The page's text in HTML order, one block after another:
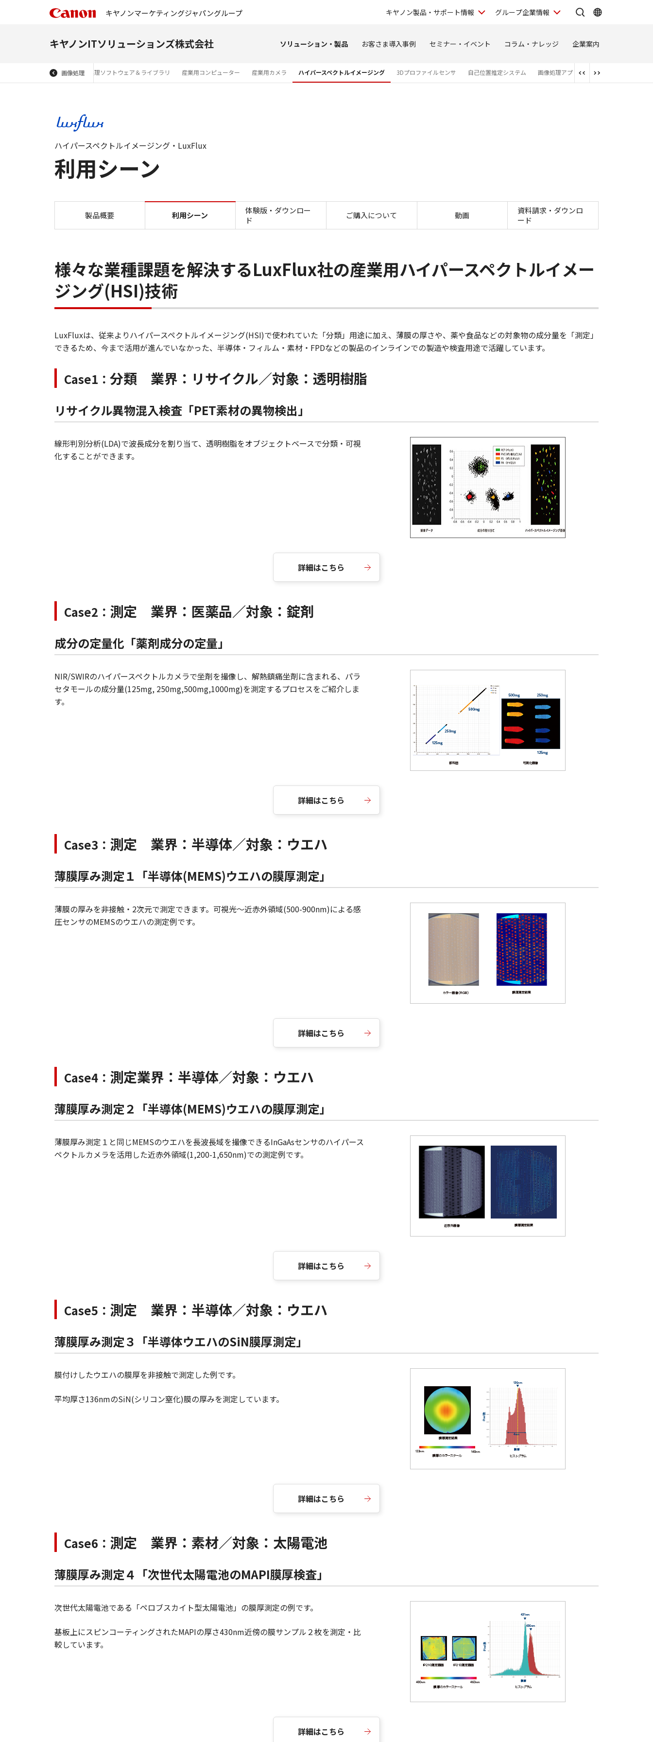
キヤノンマーケティングジャパングループ キヤノン製品・サポート情報 グループ企業情報
キヤノンITソリューションズ株式会社 ソリューション・製品 お客さま導入事例 セミナー・イベント コラム・ナレッジ 企業案内
画像処理
画像処理・入力ボード 画像処理ソフトウェア＆ライブラリ 産業用コンピューター 産業用カメラ ハイパースペクトルイメージング 3Dプロファイルセンサ 自己位置推定システム 画像処理アプリケーション構築ツール
利用シーン
ハイパースペクトルイメージング・LuxFlux
製品概要 利用シーン
体験版・ダウンロー
ド
ご購入について 動画
資料請求・ダウンロ
ード
様々な業種課題を解決するLuxFlux社の産業用ハイパースペクトルイメー
ジング(HSI)技術
LuxFluxは、従来よりハイパースペクトルイメージング(HSI)で使われていた「分類」用途に加え、薄膜の厚さや、薬や食品などの対象物の成分量を「測定」
できるため、今まで活用が進んでいなかった、半導体・フィルム・素材・FPDなどの製品のインラインでの製造や検査用途で活躍しています。
Case1： 分類 業界：リサイクル／対象：透明樹脂
リサイクル異物混入検査「PET素材の異物検出」
線形判別分析(LDA)で波長成分を割り当て、透明樹脂をオブジェクトベースで分類・可視
化することができます。
詳細はこちら
Case2： 測定 業界：医薬品／対象：錠剤
成分の定量化「薬剤成分の定量」
NIR/SWIRのハイパースペクトルカメラで坐剤を撮像し、解熱鎮痛坐剤に含まれる、パラ
セタモールの成分量(125mg, 250mg,500mg,1000mg)を測定するプロセスをご紹介しま
す。
詳細はこちら
Case3： 測定 業界：半導体／対象：ウエハ
薄膜厚み測定１「半導体(MEMS)ウエハの膜厚測定」
薄膜の厚みを非接触・2次元で測定できます。可視光～近赤外領域(500-900nm)による感
圧センサのMEMSのウエハの測定例です。
詳細はこちら
Case4： 測定業界：半導体／対象：ウエハ
薄膜厚み測定２「半導体(MEMS)ウエハの膜厚測定」
薄膜厚み測定１と同じMEMSのウエハを長波長域を撮像できるInGaAsセンサのハイパース
ペクトルカメラを活用した近赤外領域(1,200-1,650nm)での測定例です。
詳細はこちら
Case5： 測定 業界：半導体／対象：ウエハ
薄膜厚み測定３「半導体ウエハのSiN膜厚測定」
膜付けしたウエハの膜厚を非接触で測定した例です。
平均厚さ136nmのSiN(シリコン窒化)膜の厚みを測定しています。
詳細はこちら
Case6： 測定 業界：素材／対象：太陽電池
薄膜厚み測定４「次世代太陽電池のMAPI膜厚検査」
次世代太陽電池である「ペロブスカイト型太陽電池」の膜厚測定の例です。
基板上にスピンコーティングされたMAPIの厚さ430nm近傍の膜サンプル２枚を測定・比
較しています。
詳細はこちら